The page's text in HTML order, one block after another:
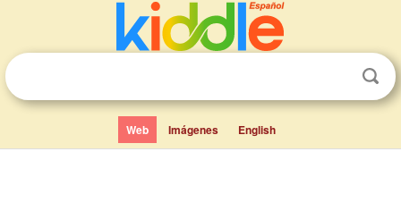
Web Imágenes English